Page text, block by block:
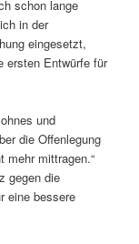
schon lange
in der
eingesetzt,
ersten Entwürfe für
und
die Offenlegung
mehr mittragen.“
gegen die
eine bessere